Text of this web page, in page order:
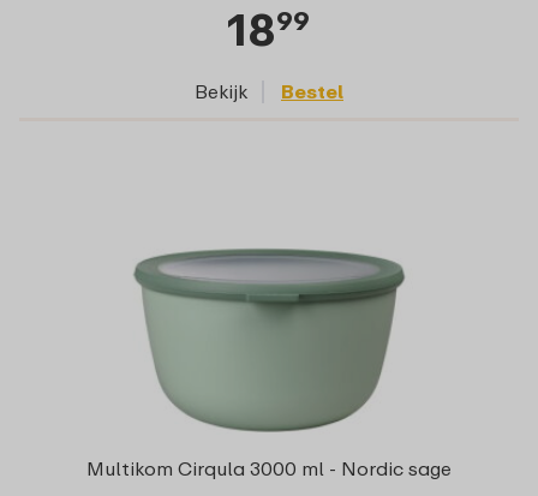
1899
Bekijk Bestel
Multikom Cirqula 3000 ml - Nordic sage